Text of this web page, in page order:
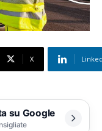
X
su Google